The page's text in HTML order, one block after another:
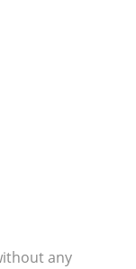
any